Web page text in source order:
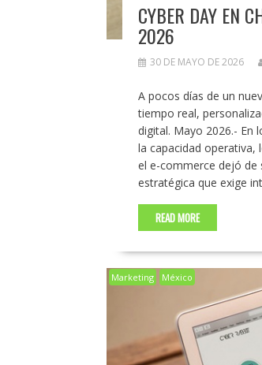
CYBER DAY EN
2026
30 DE MAYO DE 2026
A pocos días de un
tiempo real,
digital. Mayo 2026.- En
la capacidad operativa,
el e-commerce dejó de
estratégica que exige
READ MORE
Marketing México